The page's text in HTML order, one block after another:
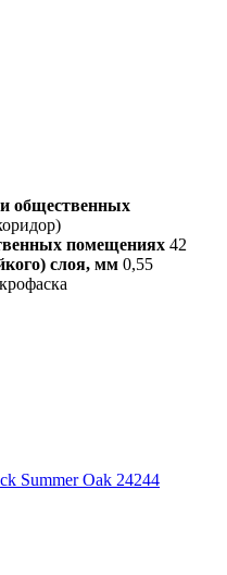
общественных
помещениях 42
слоя, мм 0,55
Summer Oak 24244